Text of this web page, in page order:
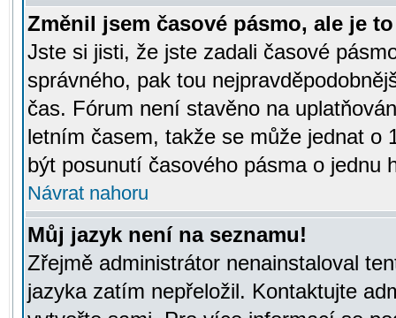
Změnil jsem časové pásmo, ale je
Jste si jisti, že jste zadali časové
správného, pak tou
čas. Fórum není stavěno na
letním časem, takže se může jednat o
být posunutí časového pásma o jednu
Návrat nahoru
Můj jazyk není na seznamu!
Zřejmě administrátor nenainstaloval
jazyka zatím nepřeložil. Kontaktujte